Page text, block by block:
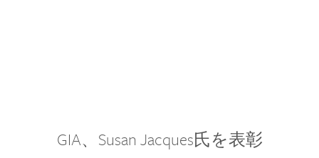
GIA、Susan Jacques氏を表彰